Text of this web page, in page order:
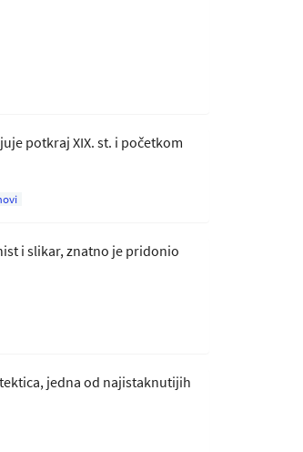
potkraj XIX. st. i početkom
i slikar, znatno je pridonio
jedna od najistaknutijih